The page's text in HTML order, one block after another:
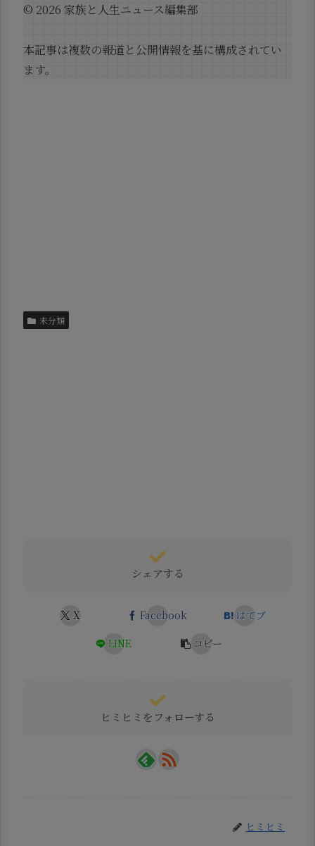
© 2026 家族と人生ニュース編集部
本記事は複数の報道と公開情報を基に構成されてい
ます。
未分類
シェアする
X Facebook
はてブ
LINE
コピー
ヒミヒミをフォローする
ヒミヒミ